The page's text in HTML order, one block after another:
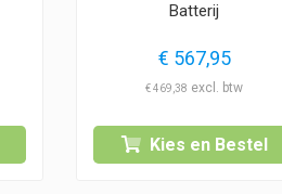
Batterij
€ 567,95
€469,38
Kies en Bestel